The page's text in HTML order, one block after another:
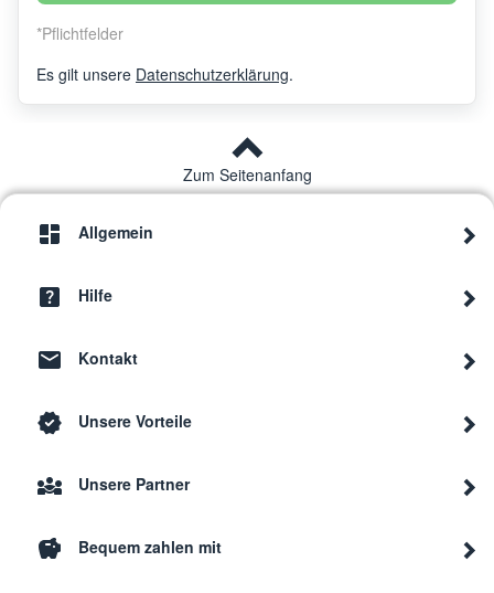
*Pflichtfelder
Es gilt unsere Datenschutzerklärung.
Zum Seitenanfang
Allgemein
Hilfe
Kontakt
Unsere Vorteile
Unsere Partner
Bequem zahlen mit